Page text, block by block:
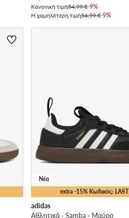
Κανονική τιμή54,99 €-9%
Η χαμηλότερη τιμή54,99 €-9%
extra -15% Κωδικός: LAST
Νέα
adidas
Αθλητικά · Samba · Μαύρο